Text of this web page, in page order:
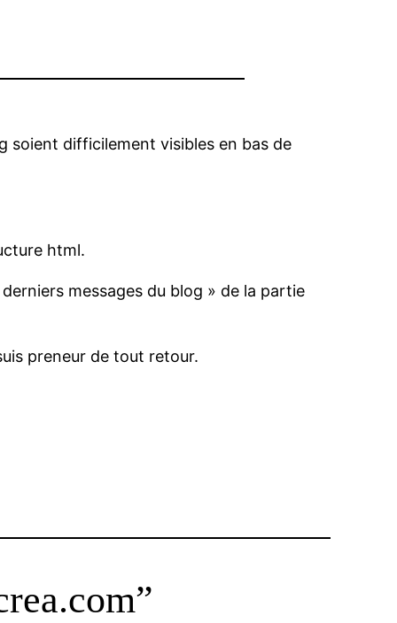
soient difficilement visibles en bas de
html.
messages du blog » de la partie
preneur de tout retour.